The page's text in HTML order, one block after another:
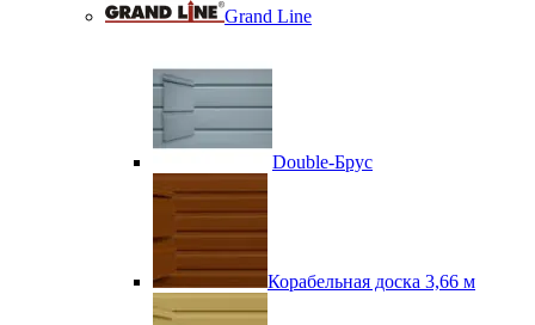
Grand Line
Double-Брус
Корабельная доска 3,66 м